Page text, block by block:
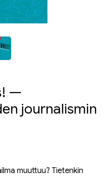
—
journalismin
muuttuu? Tietenkin